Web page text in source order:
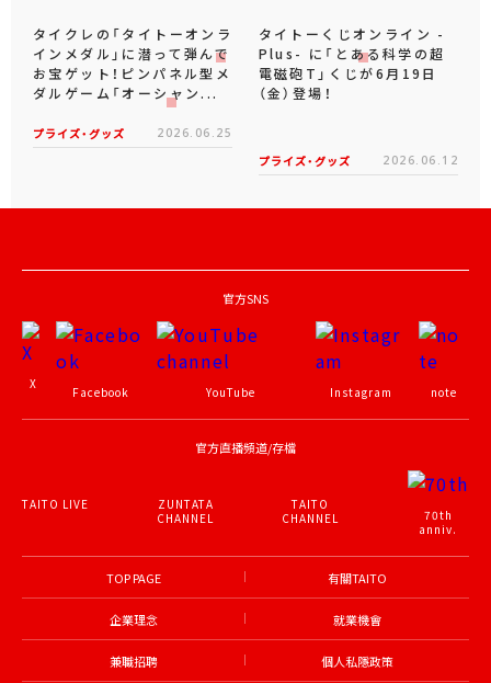
タイクレの「タイトーオンラ
インメダル」に潜って弾んで
お宝ゲット！ピンパネル型メ
ダルゲーム「オーシャン...
プライズ・グッズ 2026.06.25
タイトーくじオンライン -
Plus- に「とある科学の超
電磁砲T」くじが6月19日
（金）登場！
プライズ・グッズ 2026.06.12
官方SNS
X
Facebook YouTube Instagram note
官方直播頻道/存檔
TAITO LIVE
ZUNTATA
CHANNEL
TAITO
CHANNEL
70th
anniv.
TOP PAGE 有關TAITO
企業理念 就業機會
兼職招聘 個人私隱政策